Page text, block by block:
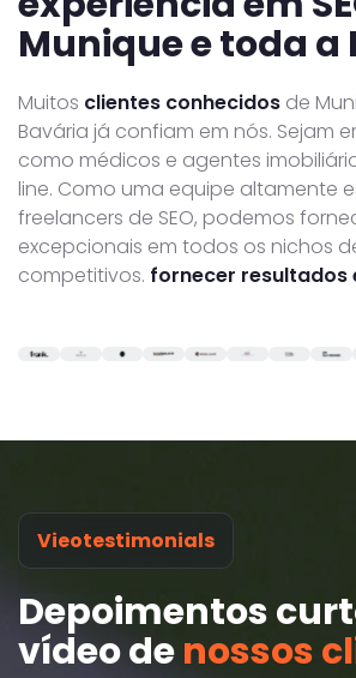
Munique e toda a
Muitos clientes conhecidos de
Bavária já confiam em nós. Sejam
como médicos e agentes
line. Como uma equipe altamente
freelancers de SEO, podemos
excepcionais em todos os nichos
competitivos. fornecer resultados
Vieotestimonials
Depoimentos
vídeo denossos